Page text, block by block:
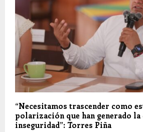
“Necesitamos trascender como
polarización que han generado la
inseguridad”: Torres Piña